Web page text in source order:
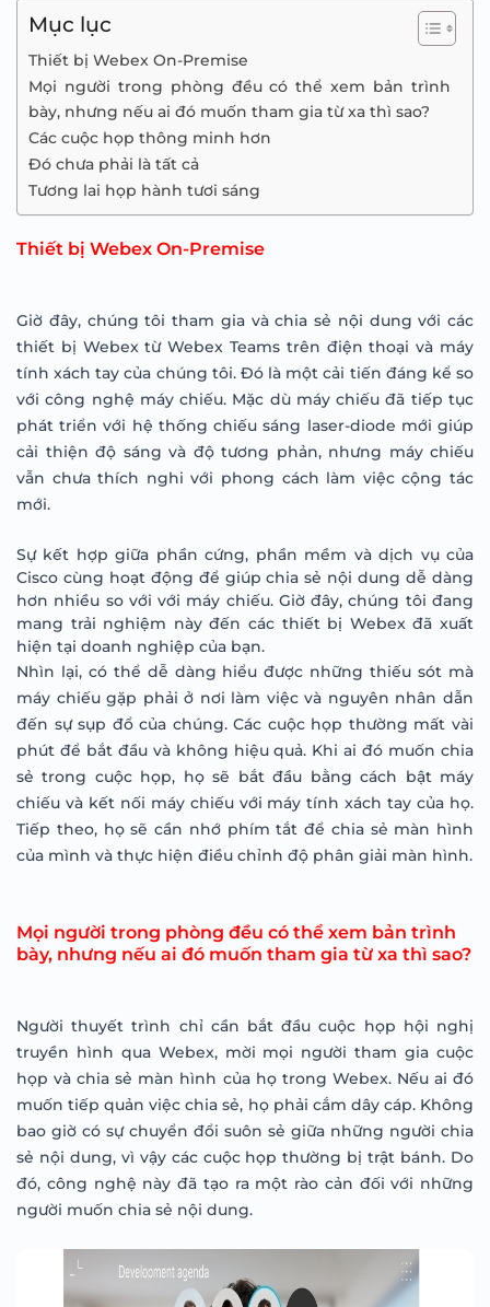
Mục lục
Thiết bị Webex On-Premise
Mọi người trong phòng đều có thể xem bản trình
bày, nhưng nếu ai đó muốn tham gia từ xa thì sao?
Các cuộc họp thông minh hơn
Đó chưa phải là tất cả
Tương lai họp hành tươi sáng
Thiết bị Webex On-Premise
Giờ đây, chúng tôi tham gia và chia sẻ nội dung với các
thiết bị Webex từ Webex Teams trên điện thoại và máy
tính xách tay của chúng tôi. Đó là một cải tiến đáng kể so
với công nghệ máy chiếu. Mặc dù máy chiếu đã tiếp tục
phát triển với hệ thống chiếu sáng laser-diode mới giúp
cải thiện độ sáng và độ tương phản, nhưng máy chiếu
vẫn chưa thích nghi với phong cách làm việc cộng tác
mới.
Sự kết hợp giữa phần cứng, phần mềm và dịch vụ của
Cisco cùng hoạt động để giúp chia sẻ nội dung dễ dàng
hơn nhiều so với với máy chiếu. Giờ đây, chúng tôi đang
mang trải nghiệm này đến các thiết bị Webex đã xuất
hiện tại doanh nghiệp của bạn.
Nhìn lại, có thể dễ dàng hiểu được những thiếu sót mà
máy chiếu gặp phải ở nơi làm việc và nguyên nhân dẫn
đến sự sụp đổ của chúng. Các cuộc họp thường mất vài
phút để bắt đầu và không hiệu quả. Khi ai đó muốn chia
sẻ trong cuộc họp, họ sẽ bắt đầu bằng cách bật máy
chiếu và kết nối máy chiếu với máy tính xách tay của họ.
Tiếp theo, họ sẽ cần nhớ phím tắt để chia sẻ màn hình
của mình và thực hiện điều chỉnh độ phân giải màn hình.
Mọi người trong phòng đều có thể xem bản trình
bày, nhưng nếu ai đó muốn tham gia từ xa thì sao?
Người thuyết trình chỉ cần bắt đầu cuộc họp hội nghị
truyền hình qua Webex, mời mọi người tham gia cuộc
họp và chia sẻ màn hình của họ trong Webex. Nếu ai đó
muốn tiếp quản việc chia sẻ, họ phải cắm dây cáp. Không
bao giờ có sự chuyển đổi suôn sẻ giữa những người chia
sẻ nội dung, vì vậy các cuộc họp thường bị trật bánh. Do
đó, công nghệ này đã tạo ra một rào cản đối với những
người muốn chia sẻ nội dung.